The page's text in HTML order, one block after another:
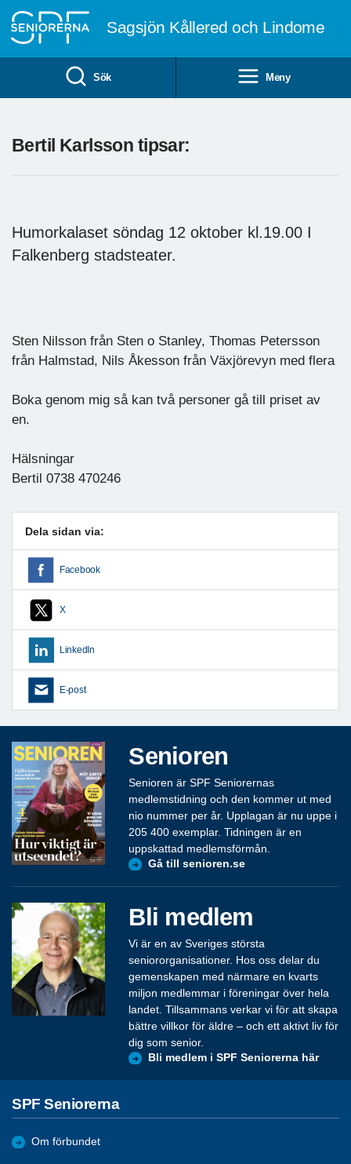
Sagsjön Kållered och Lindome
Sök Meny
Bertil Karlsson tipsar:
Humorkalaset söndag 12 oktober kl.19.00 I
Falkenberg stadsteater.
Sten Nilsson från Sten o Stanley, Thomas Petersson
från Halmstad, Nils Åkesson från Växjörevyn med flera
Boka genom mig så kan två personer gå till priset av
en.
Hälsningar
Bertil 0738 470246
Dela sidan via:
Facebook
X
LinkedIn
E-post
Senioren
Senioren är SPF Seniorernas
medlemstidning och den kommer ut med
nio nummer per år. Upplagan är nu uppe i
205 400 exemplar. Tidningen är en
uppskattad medlemsförmån.
Gå till senioren.se
Bli medlem
Vi är en av Sveriges största
seniororganisationer. Hos oss delar du
gemenskapen med närmare en kvarts
miljon medlemmar i föreningar över hela
landet. Tillsammans verkar vi för att skapa
bättre villkor för äldre – och ett aktivt liv för
dig som senior.
Bli medlem i SPF Seniorerna här
SPF Seniorerna
Om förbundet